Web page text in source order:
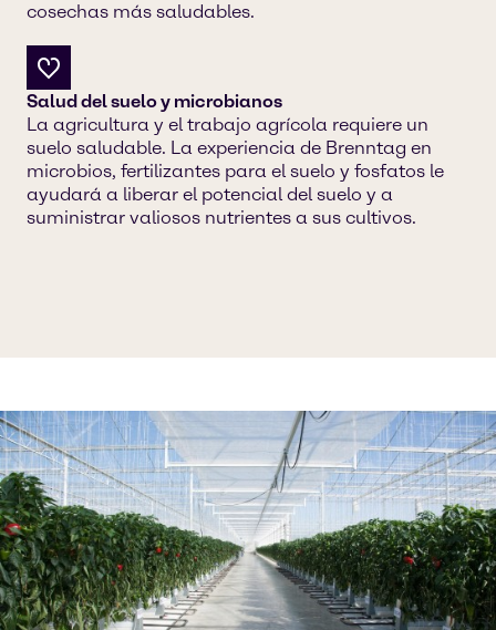
cosechas más saludables.
Salud del suelo y microbianos
La agricultura y el trabajo agrícola requiere un
suelo saludable. La experiencia de Brenntag en
microbios, fertilizantes para el suelo y fosfatos le
ayudará a liberar el potencial del suelo y a
suministrar valiosos nutrientes a sus cultivos.